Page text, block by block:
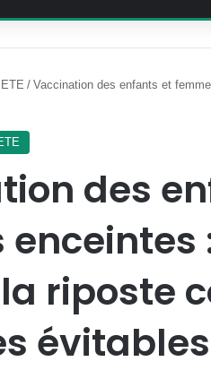
/ Vaccination des enfants et
des
riposte
évitables